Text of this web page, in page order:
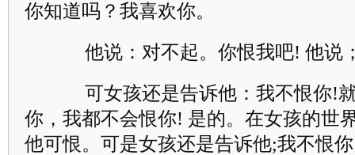
你知道吗？我喜欢你。
他说：对不起。你恨我吧! 他说
可女孩还是告诉他：我不恨你!就
你，我都不会恨你! 是的。在女孩的世
他可恨。可是女孩还是告诉他;我不恨